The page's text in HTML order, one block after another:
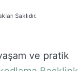
Saklıdır.
ve pratik